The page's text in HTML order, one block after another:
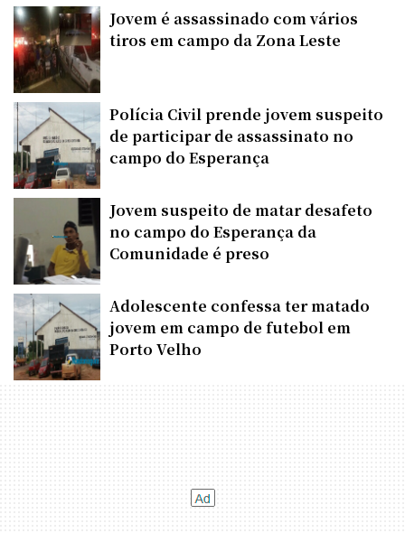
Jovem é assassinado com vários
tiros em campo da Zona Leste
Polícia Civil prende jovem suspeito
de participar de assassinato no
campo do Esperança
Jovem suspeito de matar desafeto
no campo do Esperança da
Comunidade é preso
Adolescente confessa ter matado
jovem em campo de futebol em
Porto Velho